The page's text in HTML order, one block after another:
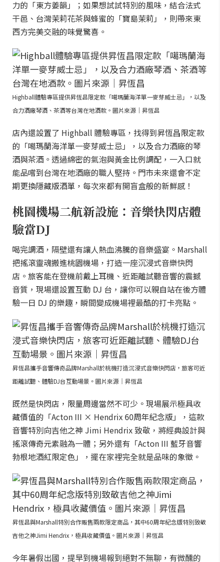
力的「東方姜韻」；如果想試試特別的風味，結合法式
干邑、台灣茉莉花茶與蜂蜜的「寶島茉莉」，則帶來東
西方完美交融的味覺驚喜。
Highball體驗專區提供昇恆昌限定款「噶瑪蘭海洋單一麥芽威士忌」，以及
合力酒廠琴酒、茶酒等台灣在地酒款。圖片來源｜昇恆昌
店內還設置了 Highball 體驗專區，找得到昇恆昌限定款
的「噶瑪蘭海洋單一麥芽威士忌」，以及合力酒廠的琴
酒與茶酒。透過綿密的氣泡與黃金比例調配，一入口就
能品嚐到台灣在地酒廠的職人堅持。門市未來還會不定
期更換隱藏版酒單，每次來都有開盲盒般的新鮮感！
桃園機場二航新設施：音樂快閃店體
驗當DJ
喝完調酒，隔壁還有讓人熱血沸騰的音樂盛宴。Marshall
把搖滾靈魂搬進桃園機場，打造一座沉浸式音樂快閃
店。旅客能在登機前戴上耳機、近距離試聽音響的震撼
音質，現場還設置互動 DJ 台，讓你可以親自站在後方體
驗一日 DJ 的樂趣，瞬間變成機場裡最酷的打卡亮點。
昇恆昌攜手音響傳奇品牌Marshall於桃機打造沉浸式音樂快閃店，旅客可近
距離試聽、體驗DJ台互動場景。圖片來源｜昇恆昌
既然是快閃店，限量周邊當然不可少。現場展示極具收
藏價值的「Acton III × Hendrix 60周年紀念版」，這款
音響特別向吉他之神 Jimi Hendrix 致敬，將經典設計與
搖滾傳奇元素融為一體；另外還有「Acton III 藍牙音響
勃根地酒紅限定色」，擺在家裡完全就是品味的象徵。
昇恆昌與Marshall特別合作販售兩款限定商品，其中60周年紀念版特別致敬
吉他之神Jimi Hendrix，極具收藏價值。圖片來源｜昇恆昌
今年暑假出國，提早到機場報到絕對不無聊，有微醺的